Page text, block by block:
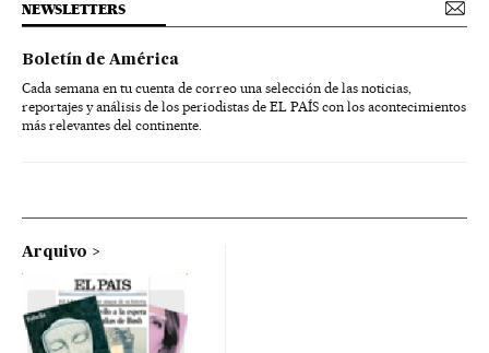
NEWSLETTERS
Boletín de América
Cada semana en tu cuenta de correo una selección de las noticias,
reportajes y análisis de los periodistas de EL PAÍS con los acontecimientos
más relevantes del continente.
Arquivo